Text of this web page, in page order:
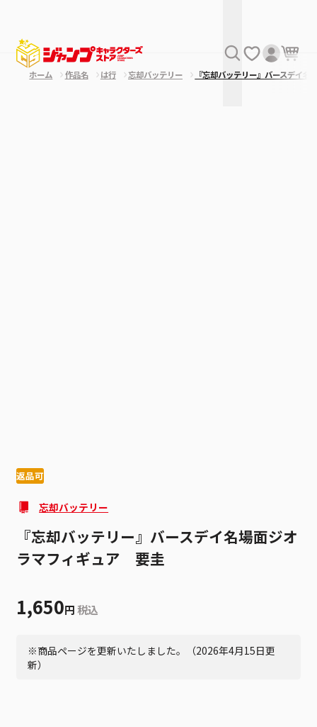
ホーム 作品名 は行 忘却バッテリー 『忘却バッテリー』バースデイ
返品可
忘却バッテリー
『忘却バッテリー』バースデイ名場面ジオ
ラマフィギュア 要圭
1,650円 税込
※商品ページを更新いたしました。（2026年4月15日更
新）